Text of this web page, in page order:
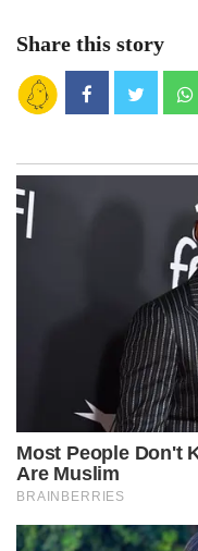
Share this story